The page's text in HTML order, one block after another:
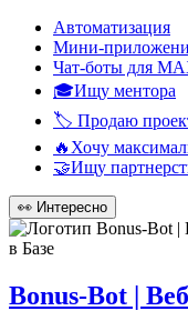
Автоматизация
Мини-
Чат-боты для
🎓Ищу ментора
🏷️ Продаю
🔥Хочу
🤝Ищу
👀 Интересно
в Базе
Bonus-Bot |